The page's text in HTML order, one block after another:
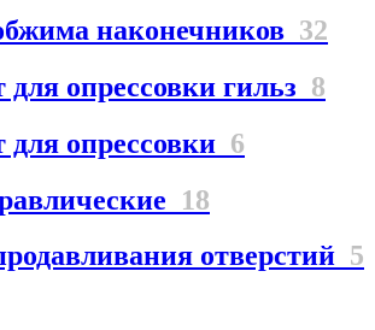
наконечников 32
опрессовки гильз 8
опрессовки 6
18
отверстий 5